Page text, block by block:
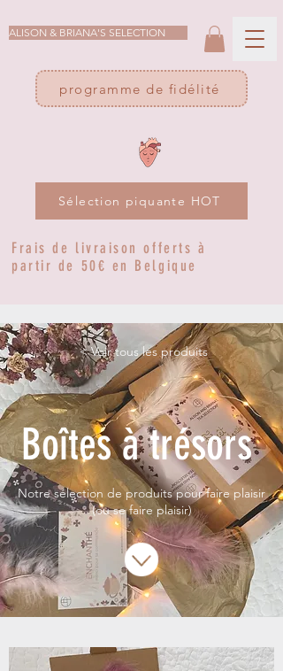
ALISON & BRIANA'S SELECTION
programme de fidélité
Sélection piquante HOT
Frais de livraison offerts à
partir de 50€ en Belgique
< Voir tous les produits
Boîtes à trésors
Notre sélection de produits pour faire plaisir
(ou se faire plaisir)